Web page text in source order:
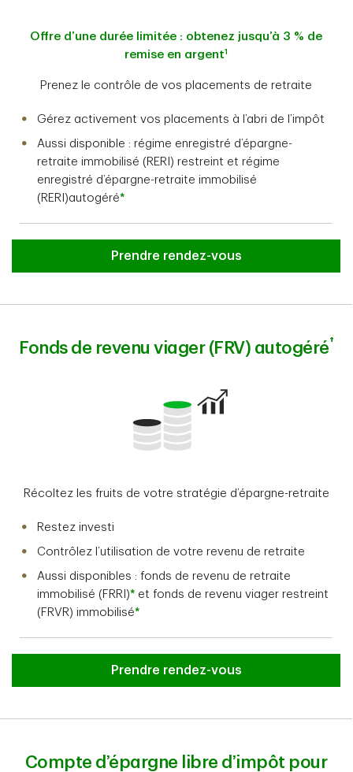
Offre d’une durée limitée : obtenez jusqu’à 3 % de
remise en argent1
Prenez le contrôle de vos placements de retraite
Gérez activement vos placements à l’abri de l’impôt
Aussi disponible : régime enregistré d’épargne-
retraite immobilisé (RERI) restreint et régime
enregistré d’épargne-retraite immobilisé
(RERI)autogéré*
Prendre rendez-vous
Fonds de revenu viager (FRV) autogéré†
Récoltez les fruits de votre stratégie d’épargne-retraite
Restez investi
Contrôlez l’utilisation de votre revenu de retraite
Aussi disponibles : fonds de revenu de retraite
immobilisé (FRRI)* et fonds de revenu viager restreint
(FRVR) immobilisé*
Prendre rendez-vous
Compte d’épargne libre d’impôt pour